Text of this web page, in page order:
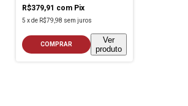
R$379,91 com Pix
5 xde R$79,98 sem juros
COMPRAR
Ver
produto